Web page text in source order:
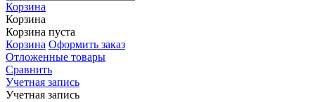
Корзина
Корзина
Корзина пуста
Корзина Оформить заказ
Отложенные товары
Сравнить
Учетная запись
Учетная запись